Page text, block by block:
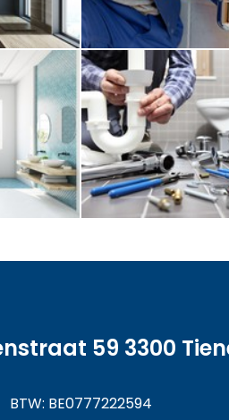
59 3300
BTW: BE0777222594